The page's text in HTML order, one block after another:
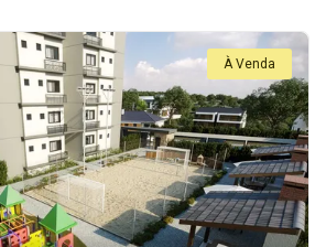
À Venda